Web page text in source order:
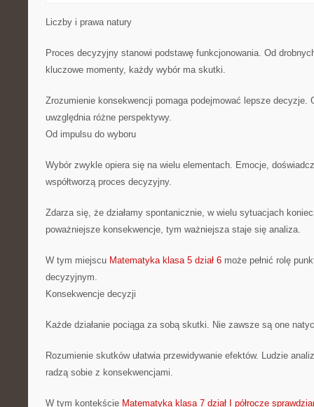
Liczby i prawa natury
Proces decyzyjny stanowi podstawę funkcjonowania. Od
kluczowe momenty, każdy wybór ma skutki.
Zrozumienie konsekwencji pomaga podejmować lepsze decyzje.
uwzględnia różne perspektywy.
Od impulsu do wyboru
Wybór zwykle opiera się na wielu elementach. Emocje,
współtworzą proces decyzyjny.
Zdarza się, że działamy spontanicznie, w wielu sytuacjach
poważniejsze konsekwencje, tym ważniejsza staje się analiza.
W tym miejscu Matematyka klasa 5 dział 6 może pełnić rolę
decyzyjnym.
Konsekwencje decyzji
Każde działanie pociąga za sobą skutki. Nie zawsze są one
Rozumienie skutków ułatwia przewidywanie efektów. Ludzie
radzą sobie z konsekwencjami.
W tym kontekście Matematyka klasa 7 dział I półrocze